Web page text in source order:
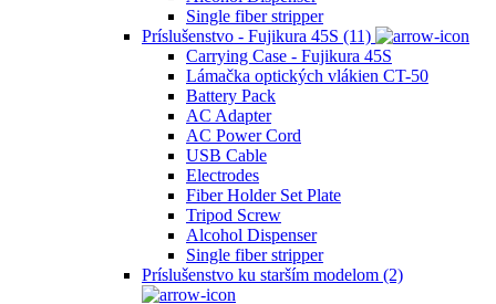
Single fiber stripper
Príslušenstvo - Fujikura 45S (11)
Carrying Case - Fujikura 45S
Lámačka optických vlákien CT-50
Battery Pack
AC Adapter
AC Power Cord
USB Cable
Electrodes
Fiber Holder Set Plate
Tripod Screw
Alcohol Dispenser
Single fiber stripper
Príslušenstvo ku starším modelom (2)